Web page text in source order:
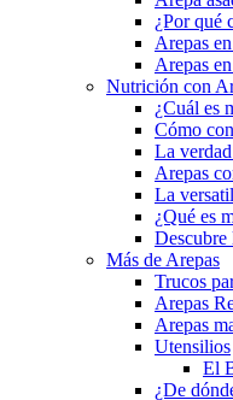
¿Por qué
Arepas
Arepas
Nutrición con
¿Cuál es
Cómo
La
Arepas
La
¿Qué es
Descubre
Más de Arepas
Trucos
Arepas
Arepas
Utensilios
El
¿De